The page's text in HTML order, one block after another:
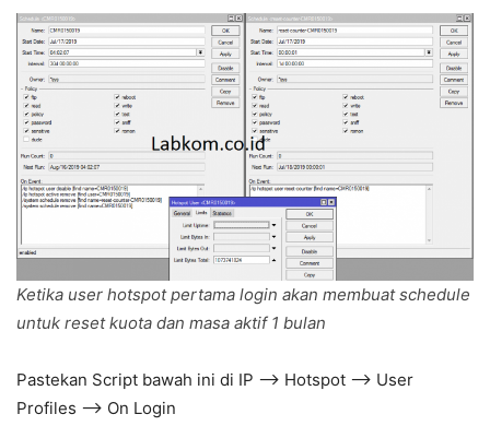
Ketika user hotspot pertama login akan membuat schedule
untuk reset kuota dan masa aktif 1 bulan
Pastekan Script bawah ini di IP –> Hotspot –> User
Profiles –> On Login